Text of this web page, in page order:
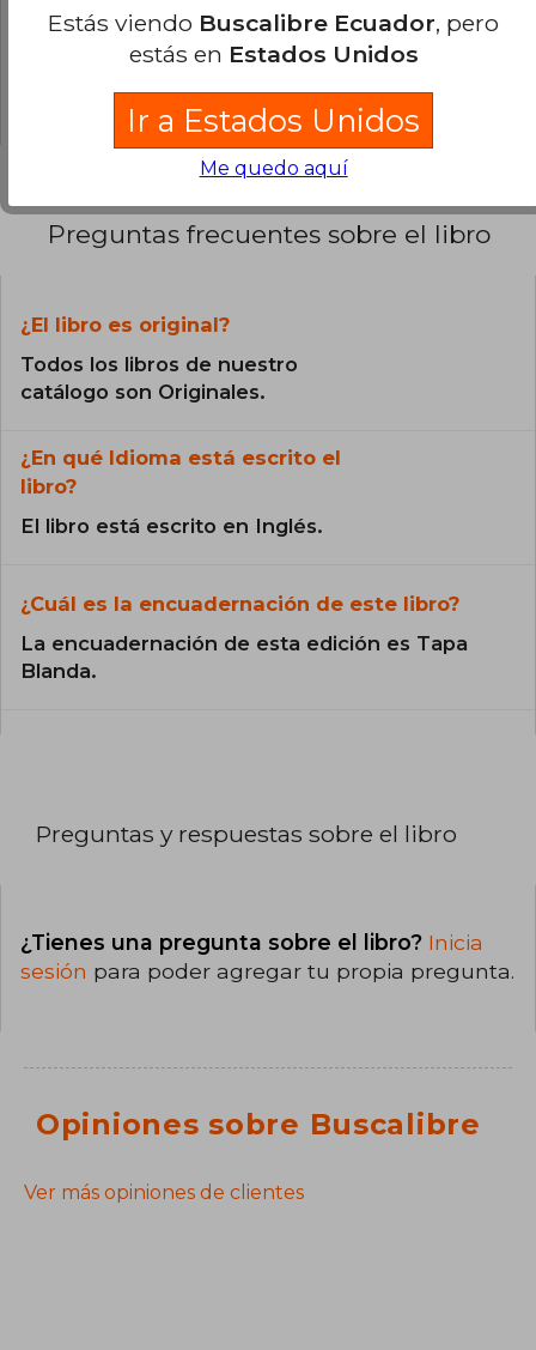
0% (0)
0% (0)
0% (0)
Preguntas frecuentes sobre el libro
¿El libro es original?
Todos los libros de nuestro
catálogo son Originales.
¿En qué Idioma está escrito el
libro?
El libro está escrito en Inglés.
¿Cuál es la encuadernación de este libro?
La encuadernación de esta edición es Tapa
Blanda.
Preguntas y respuestas sobre el libro
¿Tienes una pregunta sobre el libro? Inicia
sesión para poder agregar tu propia pregunta.
Opiniones sobre Buscalibre
Ver más opiniones de clientes
Estás viendo Buscalibre Ecuador, pero
estás en Estados Unidos
Ir a Estados Unidos
Me quedo aquí